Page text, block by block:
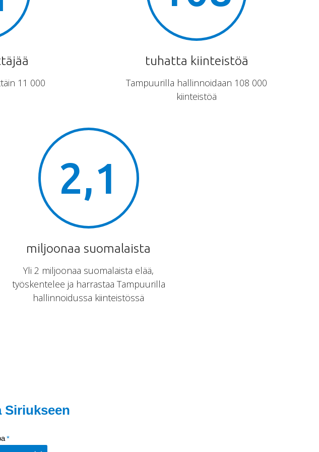
11 000
tuhatta kiinteistöä
Tampuurilla hallinnoidaan 108 000
kiinteistöä
2,1
miljoonaa suomalaista
Yli 2 miljoonaa suomalaista elää,
työskentelee ja harrastaa Tampuurilla
hallinnoidussa kiinteistössä